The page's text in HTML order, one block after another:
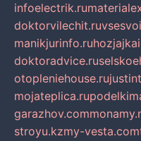
infoelectrik.ru
doktorvilechit.ru
manikjurinfo.ru
doktoradvice.ru
otopleniehouse.ru
mojateplica.ru
garazhov.com
stroyu.kzmy-vesta.com